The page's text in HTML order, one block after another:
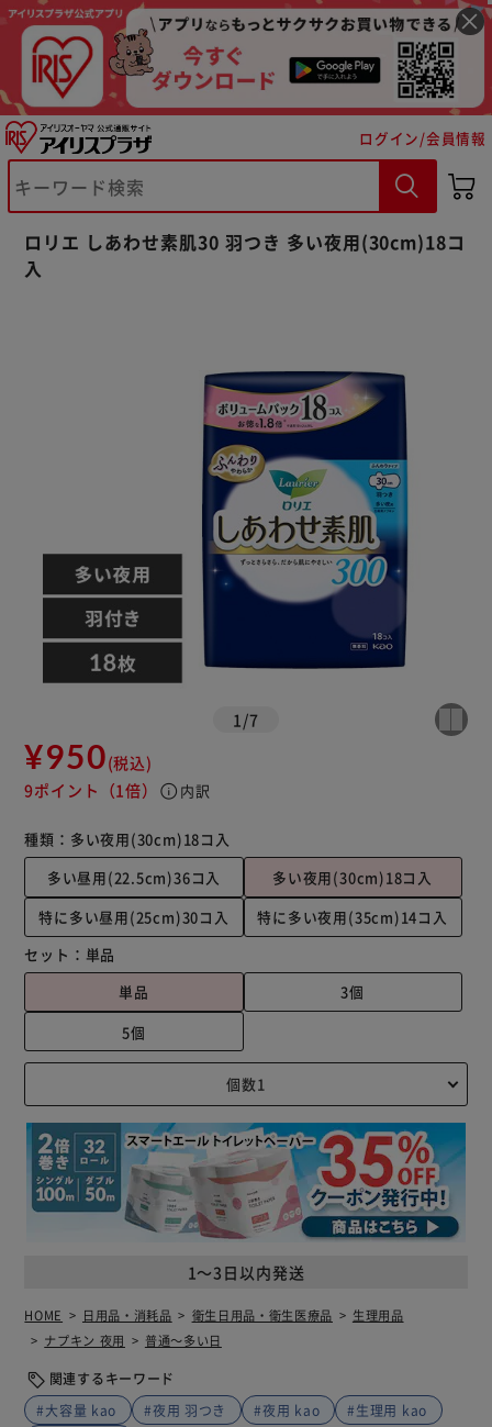
ログイン/会員情報
ロリエ しあわせ素肌30 羽つき 多い夜用(30cm)18コ
入
1 /7
¥950(税込)
9ポイント （1倍） info 内訳
種類： 多い夜用(30cm)18コ入
多い昼用(22.5cm)36コ入
多い夜用(30cm)18コ入
特に多い昼用(25cm)30コ入
特に多い夜用(35cm)14コ入
セット： 単品
単品
3個
5個
1～3日以内発送
HOME 日用品・消耗品 衛生日用品・衛生医療品
生理用品
ナプキン 夜用
普通～多い日
関連するキーワード
#大容量 kao
#夜用 羽つき #夜用 kao
#生理用 kao
※ご確認ください